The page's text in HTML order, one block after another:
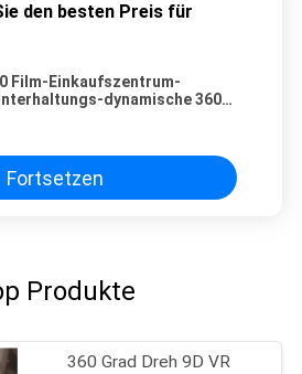
den besten Preis für
Film-Einkaufszentrum-
dynamische 360
Fortsetzen
Produkte
360 Grad Dreh 9D VR